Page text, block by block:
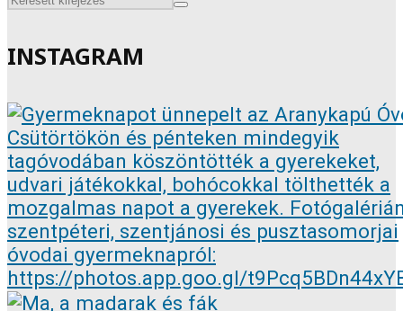
INSTAGRAM